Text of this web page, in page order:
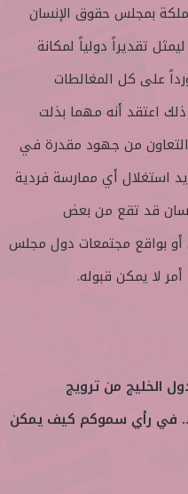
بمجلس حقوق الإنسان
تقديراً دولياً لمكانة
على كل المغالطات
اعتقد أنه مهما بذلت
من جهود مقدرة في
استغلال أي ممارسة فردية
قد تقع من بعض
أو بواقع مجتمعات دول مجلس
أمر لا يمكن قبوله.
الخليج من ترويج
في رأي سموكم كيف يمكن